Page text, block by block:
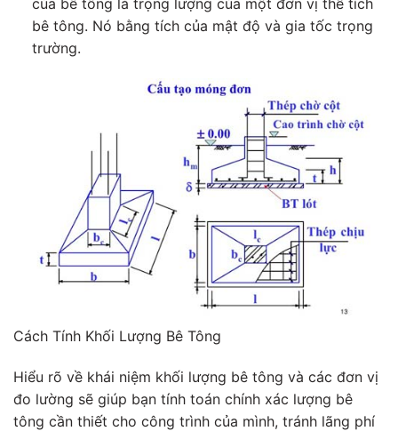
bê tông. Nó bằng tích của mật độ và gia tốc trọng
trường.
Cách Tính Khối Lượng Bê Tông
Hiểu rõ về khái niệm khối lượng bê tông và các đơn vị
đo lường sẽ giúp bạn tính toán chính xác lượng bê
tông cần thiết cho công trình của mình, tránh lãng phí